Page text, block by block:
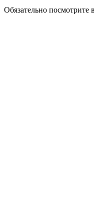
Обязательно посмотрите